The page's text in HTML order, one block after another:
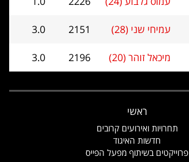
עמיחי שני (28) 2151
3.0
מיכאל זוהר (20) 2196
3.0
ראשי
תחרויות ואירועים קרובים
חדשות האיגוד
פרוייקטים בשיתוף מפעל הפייס